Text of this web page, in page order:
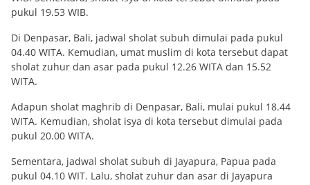
pukul 19.53 WIB.
Di Denpasar, Bali, jadwal sholat subuh dimulai pada pukul
04.40 WITA. Kemudian, umat muslim di kota tersebut dapat
sholat zuhur dan asar pada pukul 12.26 WITA dan 15.52
WITA.
Adapun sholat maghrib di Denpasar, Bali, mulai pukul 18.44
WITA. Kemudian, sholat isya di kota tersebut dimulai pada
pukul 20.00 WITA.
Sementara, jadwal sholat subuh di Jayapura, Papua pada
pukul 04.10 WIT. Lalu, sholat zuhur dan asar di Jayapura